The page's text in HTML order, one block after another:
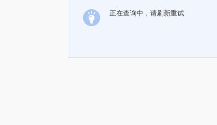
正在查询中，请刷新重试